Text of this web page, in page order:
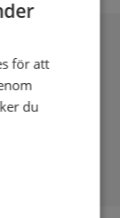
för att
du